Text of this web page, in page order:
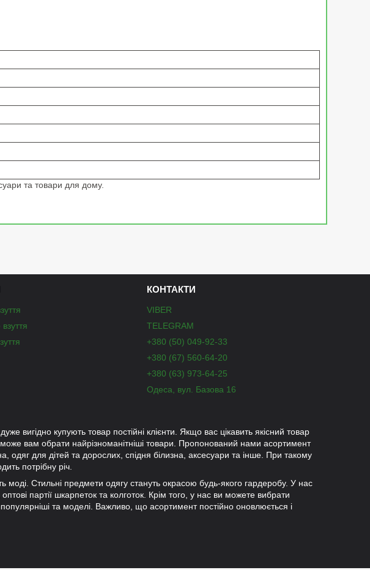
та товари для дому.
КОНТАКТИ
VIBER
TELEGRAM
+380 (50) 049-92-33
+380 (67) 560-64-20
+380 (63) 973-64-25
Одеса, вул. Базова 16
вигідно купують товар постійні клієнти. Якщо вас цікавить якісний товар
вам обрати найрізноманітніші товари. Пропонований нами асортимент
для дітей та дорослих, спідня білизна, аксесуари та інше. При такому
потрібну річ.
моді. Стильні предмети одягу стануть окрасою будь-якого гардеробу. У нас
партії шкарпеток та колготок. Крім того, у нас ви можете вибрати
та моделі. Важливо, що асортимент постійно оновлюється і